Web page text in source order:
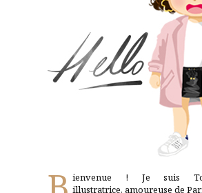
ienvenue ! Je suis
illustratrice, amoureuse de